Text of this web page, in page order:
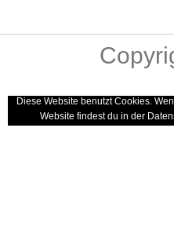
Diese Website benutzt Cookies.
Website findest du in der